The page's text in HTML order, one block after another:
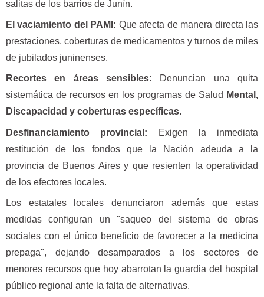
salitas de los barrios de Junín.
El vaciamiento del PAMI: Que afecta de manera directa las
prestaciones, coberturas de medicamentos y turnos de miles
de jubilados juninenses.
Recortes en áreas sensibles: Denuncian una quita
sistemática de recursos en los programas de Salud Mental,
Discapacidad y coberturas específicas.
Desfinanciamiento provincial: Exigen la inmediata
restitución de los fondos que la Nación adeuda a la
provincia de Buenos Aires y que resienten la operatividad
de los efectores locales.
Los estatales locales denunciaron además que estas
medidas configuran un "saqueo del sistema de obras
sociales con el único beneficio de favorecer a la medicina
prepaga", dejando desamparados a los sectores de
menores recursos que hoy abarrotan la guardia del hospital
público regional ante la falta de alternativas.